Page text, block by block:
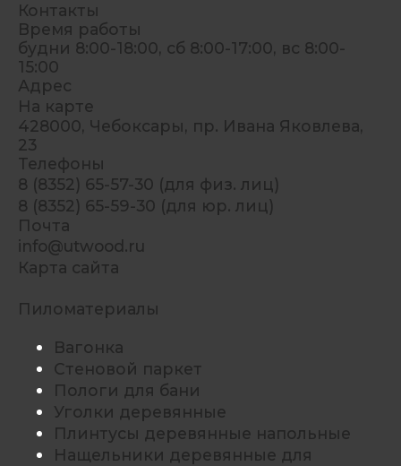
Контакты
Время работы
будни 8:00-18:00, сб 8:00-17:00, вс 8:00-
15:00
Адрес
На карте
428000, Чебоксары, пр. Ивана Яковлева,
23
Телефоны
8 (8352) 65-57-30 (для физ. лиц)
8 (8352) 65-59-30 (для юр. лиц)
Почта
info@utwood.ru
Карта сайта
Пиломатериалы
Вагонка
Стеновой паркет
Пологи для бани
Уголки деревянные
Плинтусы деревянные напольные
Нащельники деревянные для